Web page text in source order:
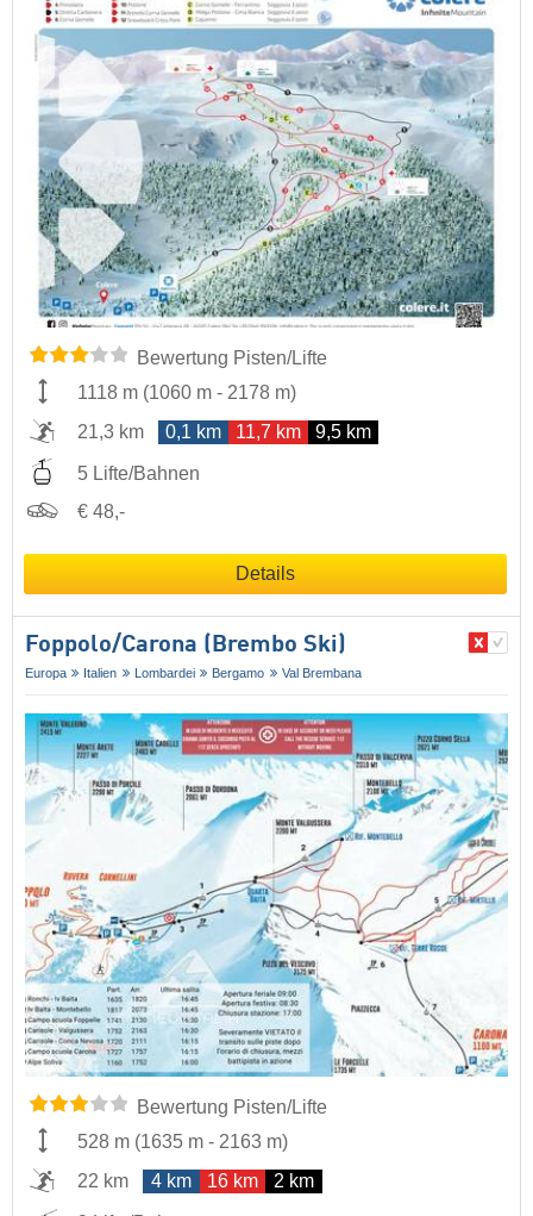
Bewertung Pisten/Lifte
1118 m (1060 m - 2178 m)
21,3 km
0,1 km 11,7 km 9,5 km
5 Lifte/Bahnen
€ 48,-
Details
Foppolo/​Carona (Brembo Ski)
Europa Italien Lombardei Bergamo Val Brembana
Bewertung Pisten/Lifte
528 m (1635 m - 2163 m)
22 km
4 km 16 km 2 km